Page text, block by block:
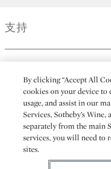
支持
更多
By clicking “Accept All
cookies on your device to
usage, and assist in our
Services, Sotheby’s Wine,
separately from the main
services, you will need to
sites.